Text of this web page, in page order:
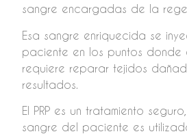
sangre encargadas de la
Esa sangre enriquecida se
paciente en los puntos donde
requiere reparar tejidos
resultados.
El PRP es un tratamiento
sangre del paciente es